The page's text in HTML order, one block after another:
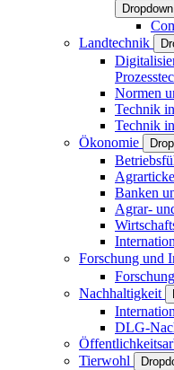
Landtechnik
Normen
Technik
Technik
Ökonomie
Banken
Agrar-
Forschung und
Nachhaltigkeit
DLG-
Tierwohl